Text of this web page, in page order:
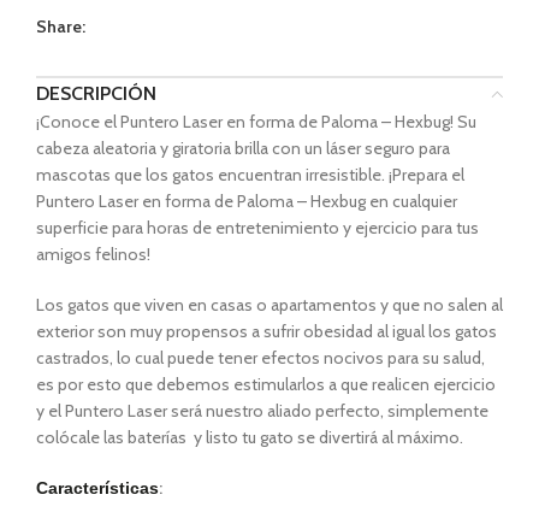
Share:
DESCRIPCIÓN
¡Conoce el Puntero Laser en forma de Paloma – Hexbug! Su
cabeza aleatoria y giratoria brilla con un láser seguro para
mascotas que los gatos encuentran irresistible. ¡Prepara el
Puntero Laser en forma de Paloma – Hexbug en cualquier
superficie para horas de entretenimiento y ejercicio para tus
amigos felinos!
Los gatos que viven en casas o apartamentos y que no salen al
exterior son muy propensos a sufrir obesidad al igual los gatos
castrados, lo cual puede tener efectos nocivos para su salud,
es por esto que debemos estimularlos a que realicen ejercicio
y el Puntero Laser será nuestro aliado perfecto, simplemente
colócale las baterías y listo tu gato se divertirá al máximo.
Características: